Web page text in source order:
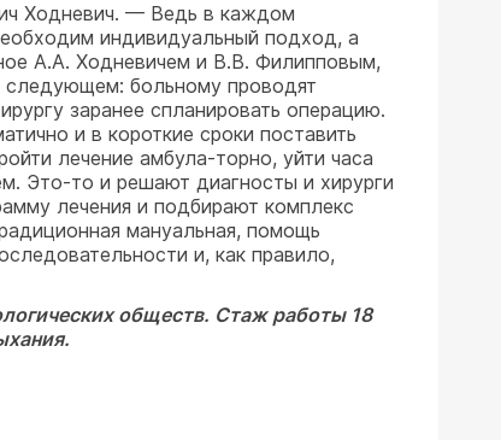
Ходневич. — Ведь в каждом
индивидуальный подход, а
А.А. Ходневичем и В.В. Филипповым,
следующем: больному проводят
заранее спланировать операцию.
и в короткие сроки поставить
лечение амбула-торно, уйти часа
Это-то и решают диагносты и хирурги
лечения и подбирают комплекс
мануальная, помощь
и, как правило,
обществ. Стаж работы 18